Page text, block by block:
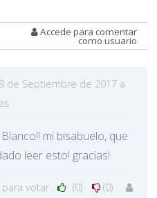
Accede para comentar
como usuario
de Septiembre de 2017 a
mi bisabuelo, que
leer esto! gracias!
para votar (0)
(0)